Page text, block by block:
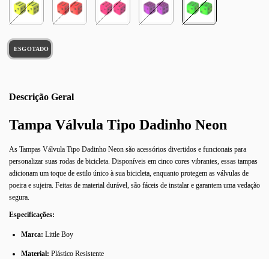
Descrição
Tampa Válvula Tipo Dadinho Neon
As Tampas Válvula Tipo Dadinho Neon são acessórios divertidos e funcionais para
personalizar suas rodas de bicicleta. Disponíveis em cinco cores vibrantes, essas tampas
adicionam um toque de estilo único à sua bicicleta, enquanto protegem as válvulas de
poeira e sujeira. Feitas de material durável, são fáceis de instalar e garantem uma vedação
segura.
Especificações:
Marca: Little Boy
Material: Plástico Resistente